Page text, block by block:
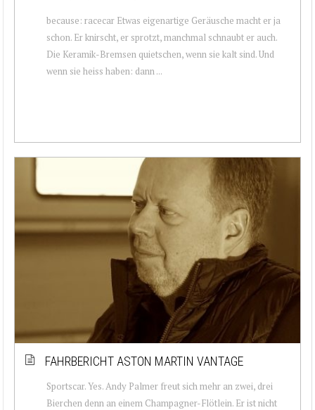
because: racecar Etwas eigenartige Geräusche macht er ja
schon. Er knirscht, er sprotzt, manchmal schnaubt er auch.
Die Keramik-Bremsen quietschen, wenn sie kalt sind. Und
wenn sie heiss haben: dann ...
FAHRBERICHT ASTON MARTIN VANTAGE
Sportscar. Yes. Andy Palmer freut sich mehr an zwei, drei
Bierchen denn an einem Champagner-Flötlein. Er ist nicht